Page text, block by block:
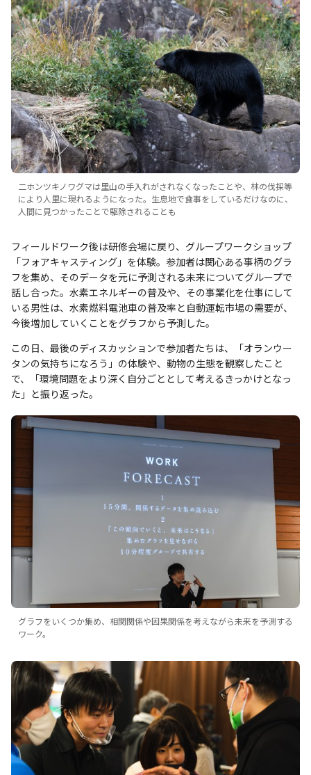
二ホンツキノワグマは里山の手入れがされなくなったことや、林の伐採等
により人里に現れるようになった。生息地で食事をしているだけなのに、
人間に見つかったことで駆除されることも
フィールドワーク後は研修会場に戻り、グループワークショップ
「フォアキャスティング」を体験。参加者は関心ある事柄のグラ
フを集め、そのデータを元に予測される未来についてグループで
話し合った。水素エネルギーの普及や、その事業化を仕事にして
いる男性は、水素燃料電池車の普及率と自動運転市場の需要が、
今後増加していくことをグラフから予測した。
この日、最後のディスカッションで参加者たちは、「オランウー
タンの気持ちになろう」の体験や、動物の生態を観察したこと
で、「環境問題をより深く自分ごととして考えるきっかけとなっ
た」と振り返った。
グラフをいくつか集め、相関関係や因果関係を考えながら未来を予測する
ワーク。